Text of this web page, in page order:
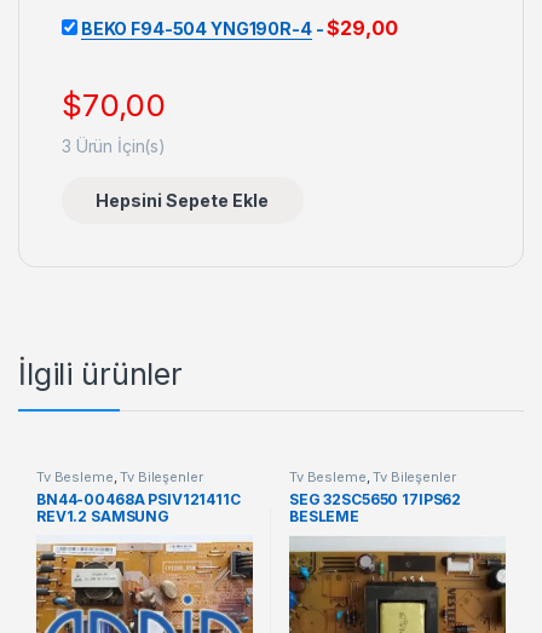
BEKO F94-504 YNG190R-4-$29,00
$70,00
3 Ürün İçin(s)
Hepsini Sepete Ekle
İlgili ürünler
Tv Besleme,Tv Bileşenler
BN44-00468A PSIV121411C
REV1.2 SAMSUNG
Tv Besleme,Tv Bileşenler
SEG 32SC5650 17IPS62
BESLEME